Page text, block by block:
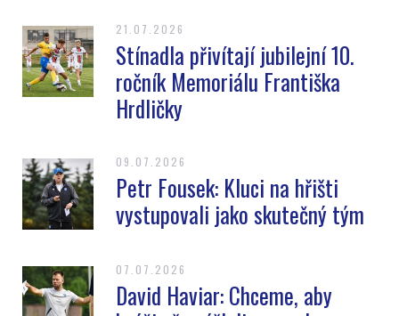
21.07.2026
Stínadla přivítají jubilejní 10.
ročník Memoriálu Františka
Hrdličky
09.07.2026
Petr Fousek: Kluci na hřišti
vystupovali jako skutečný tým
07.07.2026
David Haviar: Chceme, aby